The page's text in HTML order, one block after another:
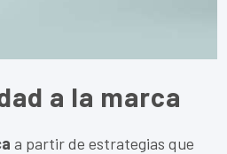
a la marca
a partir de estrategias que